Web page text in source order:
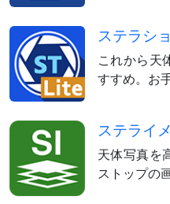
ステラシ
これから天
すすめ。お
ステライ
天体写真を
ストップの